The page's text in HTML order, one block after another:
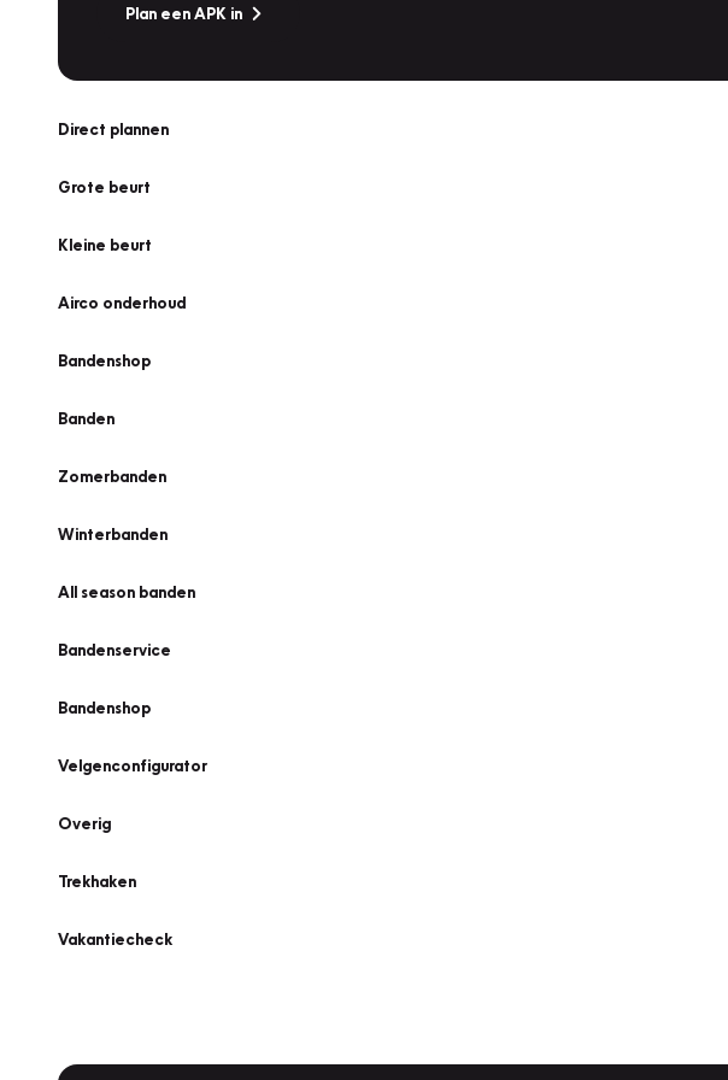
Plan een APK in
Direct plannen
Grote beurt
Kleine beurt
Airco onderhoud
Bandenshop
Banden
Zomerbanden
Winterbanden
All season banden
Bandenservice
Bandenshop
Velgenconfigurator
Overig
Trekhaken
Vakantiecheck